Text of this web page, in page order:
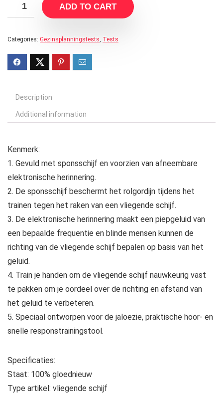
ADD TO CART
Categories: Gezinsplanningstests, Tests
Description
Additional information
Kenmerk:
1. Gevuld met sponsschijf en voorzien van afneembare
elektronische herinnering.
2. De sponsschijf beschermt het rolgordijn tijdens het
trainen tegen het raken van een vliegende schijf.
3. De elektronische herinnering maakt een piepgeluid van
een bepaalde frequentie en blinde mensen kunnen de
richting van de vliegende schijf bepalen op basis van het
geluid.
4. Train je handen om de vliegende schijf nauwkeurig vast
te pakken om je oordeel over de richting en afstand van
het geluid te verbeteren.
5. Speciaal ontworpen voor de jaloezie, praktische hoor- en
snelle responstrainingstool.
Specificaties:
Staat: 100% gloednieuw
Type artikel: vliegende schijf